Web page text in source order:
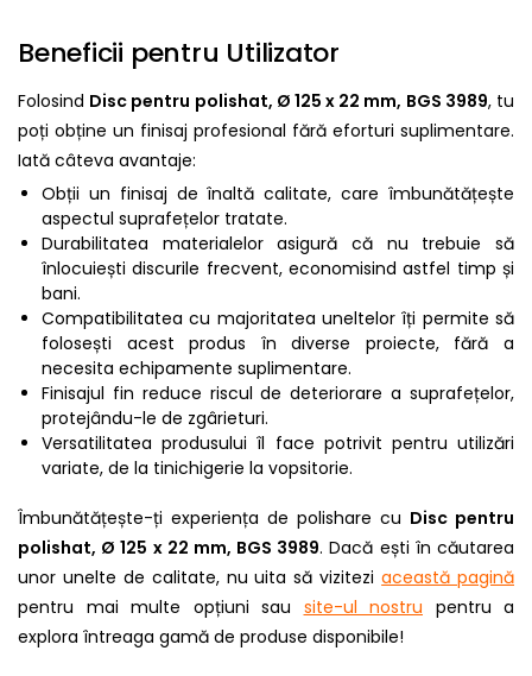
Beneficii pentru Utilizator
Folosind Disc pentru polishat, Ø 125 x 22 mm, BGS 3989, tu
poți obține un finisaj profesional fără eforturi suplimentare.
Iată câteva avantaje:
Obții un finisaj de înaltă calitate, care îmbunătățește
aspectul suprafețelor tratate.
Durabilitatea materialelor asigură că nu trebuie să
înlocuiești discurile frecvent, economisind astfel timp și
bani.
Compatibilitatea cu majoritatea uneltelor îți permite să
folosești acest produs în diverse proiecte, fără a
necesita echipamente suplimentare.
Finisajul fin reduce riscul de deteriorare a suprafețelor,
protejându-le de zgârieturi.
Versatilitatea produsului îl face potrivit pentru utilizări
variate, de la tinichigerie la vopsitorie.
Îmbunătățește-ți experiența de polishare cu Disc pentru
polishat, Ø 125 x 22 mm, BGS 3989. Dacă ești în căutarea
unor unelte de calitate, nu uita să viziteziaceastă pagină
pentru mai multe opțiuni sau site-ul nostru pentru a
explora întreaga gamă de produse disponibile!